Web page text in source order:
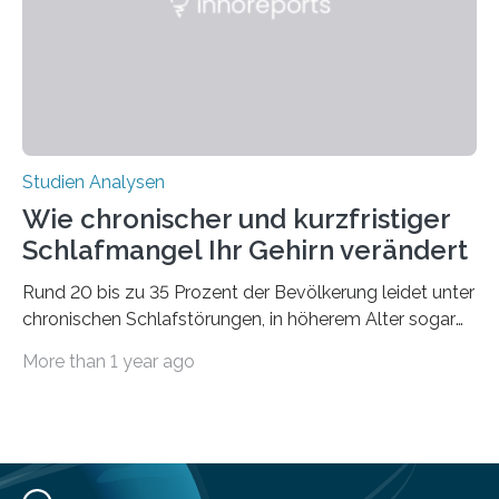
Studien Analysen
Wie chronischer und kurzfristiger
Schlafmangel Ihr Gehirn verändert
Rund 20 bis zu 35 Prozent der Bevölkerung leidet unter
chronischen Schlafstörungen, in höherem Alter sogar
Erwachsene kennt zudem ein kurzfristiges Schlafdefizit:
Forscher:innen konnten in einer aktuellen Metastudie
More than 1 year ago